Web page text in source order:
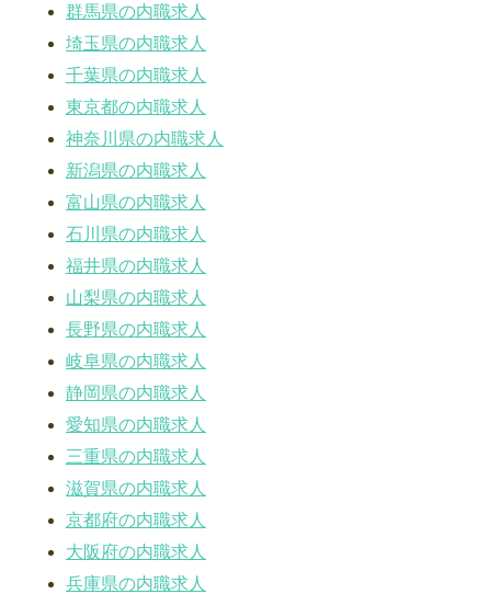
群馬県の内職求人
埼玉県の内職求人
千葉県の内職求人
東京都の内職求人
神奈川県の内職求人
新潟県の内職求人
富山県の内職求人
石川県の内職求人
福井県の内職求人
山梨県の内職求人
長野県の内職求人
岐阜県の内職求人
静岡県の内職求人
愛知県の内職求人
三重県の内職求人
滋賀県の内職求人
京都府の内職求人
大阪府の内職求人
兵庫県の内職求人